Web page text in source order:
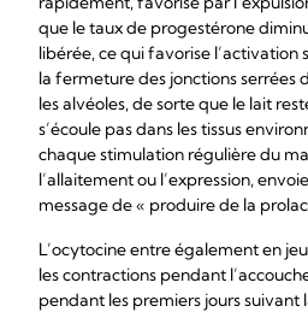
que le taux de progestérone
libérée, ce qui favorise l’activation
la fermeture des jonctions serrées
les alvéoles, de sorte que le lait
s’écoule pas dans les tissus
chaque stimulation régulière du
l’allaitement ou l’expression,
message de « produire de la
L’ocytocine entre également en
les contractions pendant
pendant les premiers jours suivant